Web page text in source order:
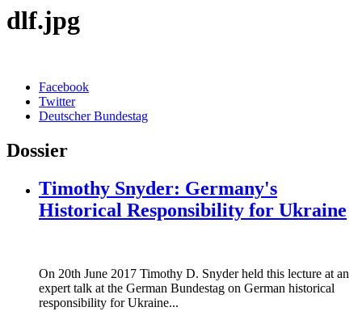
dlf.jpg
Facebook
Twitter
Deutscher Bundestag
Dossier
Timothy Snyder: Germany's
Historical Responsibility for Ukraine
On 20th June 2017 Timothy D. Snyder held this lecture at an
expert talk at the German Bundestag on German historical
responsibility for Ukraine...